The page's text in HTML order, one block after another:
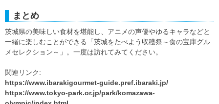
まとめ
茨城県の美味しい食材を堪能し、アニメの声優やゆるキャラなどと
一緒に楽しむことができる「茨城をたべよう収穫祭～食の宝庫グル
メセレクション～」。一度は訪れてみてください。
関連リンク:
https://www.ibarakigourmet-guide.pref.ibaraki.jp/
https://www.tokyo-park.or.jp/park/komazawa-